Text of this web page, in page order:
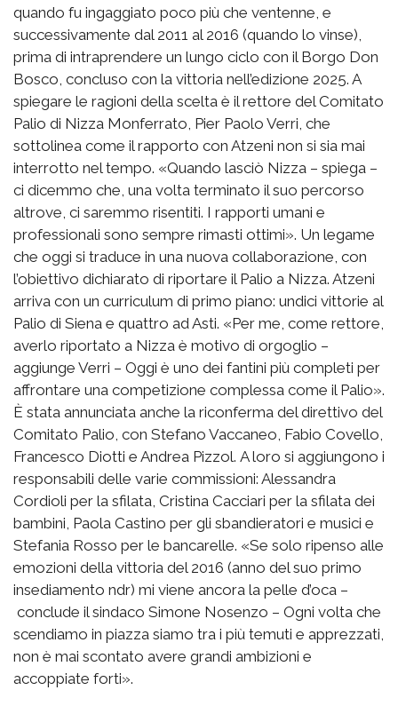
quando fu ingaggiato poco più che ventenne, e
successivamente dal 2011 al 2016 (quando lo vinse),
prima di intraprendere un lungo ciclo con il Borgo Don
Bosco, concluso con la vittoria nell’edizione 2025. A
spiegare le ragioni della scelta è il rettore del Comitato
Palio di Nizza Monferrato, Pier Paolo Verri, che
sottolinea come il rapporto con Atzeni non si sia mai
interrotto nel tempo. «Quando lasciò Nizza – spiega –
ci dicemmo che, una volta terminato il suo percorso
altrove, ci saremmo risentiti. I rapporti umani e
professionali sono sempre rimasti ottimi». Un legame
che oggi si traduce in una nuova collaborazione, con
l’obiettivo dichiarato di riportare il Palio a Nizza. Atzeni
arriva con un curriculum di primo piano: undici vittorie al
Palio di Siena e quattro ad Asti. «Per me, come rettore,
averlo riportato a Nizza è motivo di orgoglio –
aggiunge Verri – Oggi è uno dei fantini più completi per
affrontare una competizione complessa come il Palio».
È stata annunciata anche la riconferma del direttivo del
Comitato Palio, con Stefano Vaccaneo, Fabio Covello,
Francesco Diotti e Andrea Pizzol. A loro si aggiungono i
responsabili delle varie commissioni: Alessandra
Cordioli per la sfilata, Cristina Cacciari per la sfilata dei
bambini, Paola Castino per gli sbandieratori e musici e
Stefania Rosso per le bancarelle. «Se solo ripenso alle
emozioni della vittoria del 2016 (anno del suo primo
insediamento ndr) mi viene ancora la pelle d’oca –
conclude il sindaco Simone Nosenzo – Ogni volta che
scendiamo in piazza siamo tra i più temuti e apprezzati,
non è mai scontato avere grandi ambizioni e
accoppiate forti».